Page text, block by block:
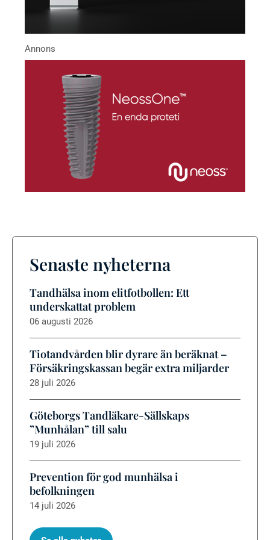
Senaste nyheterna
Tandhälsa inom elitfotbollen: Ett
underskattat problem
06 augusti 2026
Tiotandvården blir dyrare än beräknat –
Försäkringskassan begär extra miljarder
28 juli 2026
Göteborgs Tandläkare-Sällskaps
”Munhålan” till salu
19 juli 2026
Prevention för god munhälsa i
befolkningen
14 juli 2026